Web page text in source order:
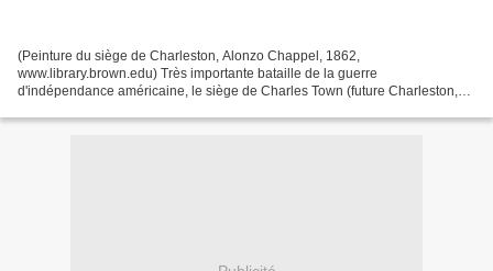
(Peinture du siège de Charleston, Alonzo Chappel, 1862,
www.library.brown.edu) Très importante bataille de la guerre
d'indépendance américaine, le siège de Charles Town (future Charleston,